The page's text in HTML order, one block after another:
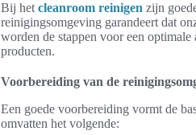
Bij het cleanroom reinigen zijn
reinigingsomgeving garandeert dat
worden de stappen voor een optimale
producten.
Voorbereiding van de
Een goede voorbereiding vormt de
omvatten het volgende: